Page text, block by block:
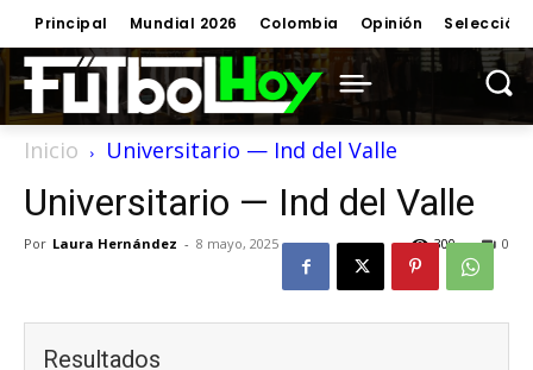
Principal Mundial 2026 Colombia Opinión Selección
Inicio Universitario — Ind del Valle
Universitario — Ind del Valle
Por Laura Hernández - 8 mayo, 2025 0
300
Resultados